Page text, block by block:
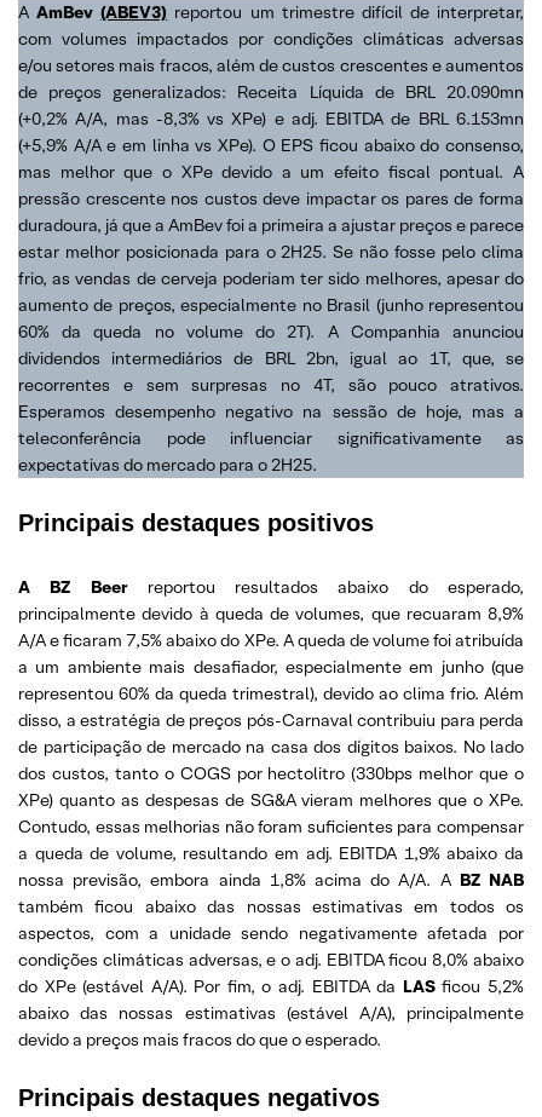
AAmBev(ABEV3) reportou um trimestre difícil de interpretar,
com volumes impactados por condições climáticas adversas
e/ou setores mais fracos, além de custos crescentes e aumentos
de preços generalizados: Receita Líquida de BRL 20.090mn
(+0,2% A/A, mas -8,3% vs XPe) e adj. EBITDA de BRL 6.153mn
(+5,9% A/A e em linha vs XPe). O EPS ficou abaixo do consenso,
mas melhor que o XPe devido a um efeito fiscal pontual. A
pressão crescente nos custos deve impactar os pares de forma
duradoura, já que a AmBev foi a primeira a ajustar preços e parece
estar melhor posicionada para o 2H25. Se não fosse pelo clima
frio, as vendas de cerveja poderiam ter sido melhores, apesar do
aumento de preços, especialmente no Brasil (junho representou
60% da queda no volume do 2T). A Companhia anunciou
dividendos intermediários de BRL 2bn, igual ao 1T, que, se
recorrentes e sem surpresas no 4T, são pouco atrativos.
Esperamos desempenho negativo na sessão de hoje, mas a
teleconferência pode influenciar significativamente as
expectativas do mercado para o 2H25.
Principais destaques positivos
A BZ Beerreportou resultados abaixo do esperado,
principalmente devido à queda de volumes, que recuaram 8,9%
A/A e ficaram 7,5% abaixo do XPe. A queda de volume foi atribuída
a um ambiente mais desafiador, especialmente em junho (que
representou 60% da queda trimestral), devido ao clima frio. Além
disso, a estratégia de preços pós-Carnaval contribuiu para perda
de participação de mercado na casa dos dígitos baixos. No lado
dos custos, tanto o COGS por hectolitro (330bps melhor que o
XPe) quanto as despesas de SG&A vieram melhores que o XPe.
Contudo, essas melhorias não foram suficientes para compensar
a queda de volume, resultando em adj. EBITDA 1,9% abaixo da
nossa previsão, embora ainda 1,8% acima do A/A. A BZ NAB
também ficou abaixo das nossas estimativas em todos os
aspectos, com a unidade sendo negativamente afetada por
condições climáticas adversas, e o adj. EBITDA ficou 8,0% abaixo
do XPe (estável A/A). Por fim, o adj. EBITDA da LASficou 5,2%
abaixo das nossas estimativas (estável A/A), principalmente
devido a preços mais fracos do que o esperado.
Principais destaques negativos